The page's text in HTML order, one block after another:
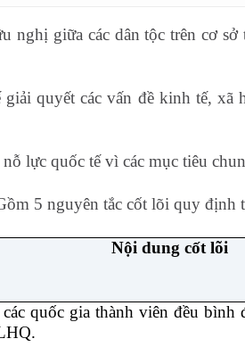
nghị giữa các dân tộc trên cơ
quyết các vấn đề kinh tế, xã
lực quốc tế vì các mục tiêu
5 nguyên tắc cốt lõi quy định
Nội dung cốt lõi
các quốc gia thành viên đều bình